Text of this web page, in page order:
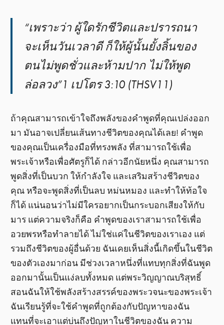
“เพราะว่า ผู้ใดรักชีวิตและปรารถนา
จะเห็นวันเวลาดี ก็ให้ผู้นั้นยั้งลิ้นของ
ตนไม่พูดชั่วและห้ามปาก ไม่ให้พูด
ล่อลวง”1 เปโตร 3:10 (THSV11)
ถ้าคุณสามารถเข้าใจถึงพลังของคำพูดที่คุณเปล่งออก
มา มันอาจเปลี่ยนเส้นทางชีวิตของคุณได้เลย! คำพูด
ของคุณเป็นเครื่องมือที่ทรงพลัง ที่สามารถใช้เพื่อ
พระเจ้าหรือเพื่อศัตรูก็ได้ กล่าวอีกนัยหนึ่ง คุณสามารถ
พูดสิ่งที่เป็นบวก ให้กำลังใจ และเสริมสร้างชีวิตของ
คุณ หรือจะพูดสิ่งที่เป็นลบ หม่นหมอง และทำให้ท้อใจ
ก็ได้ แน่นอนว่าไม่มีใครอยากเป็นกระบอกเสียงให้กับ
มาร แต่ความจริงก็คือ คำพูดของเราสามารถใช้เพื่อ
อวยพรหรือทำลายได้ ไม่ใช่แค่ในชีวิตของเราเอง แต่
รวมถึงชีวิตของผู้อื่นด้วย ฉันเคยเห็นสิ่งนี้เกิดขึ้นในชีวิต
ของตัวเองมาก่อน มีช่วงเวลาหนึ่งที่แทบทุกสิ่งที่ฉันพูด
ออกมานั้นเป็นแง่ลบทั้งหมด แต่พระวิญญาณบริสุทธิ์
สอนฉันให้ใช้พลังสร้างสรรค์ของพระวจนะของพระเจ้า
ฉันเรียนรู้ที่จะใช้คำพูดที่ถูกต้องกับปัญหาของฉัน
แทนที่จะเอาแต่บ่นถึงปัญหาในชีวิตของฉัน ความ